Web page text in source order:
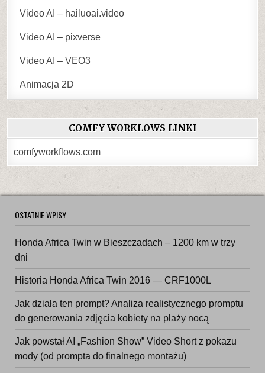
Video AI – hailuoai.video
Video AI – pixverse
Video AI – VEO3
Animacja 2D
COMFY WORKLOWS LINKI
comfyworkflows.com
OSTATNIE WPISY
Honda Africa Twin w Bieszczadach – 1200 km w trzy
dni
Historia Honda Africa Twin 2016 — CRF1000L
Jak działa ten prompt? Analiza realistycznego promptu
do generowania zdjęcia kobiety na plaży nocą
Jak powstał AI „Fashion Show” Video Short z pokazu
mody (od prompta do finalnego montażu)